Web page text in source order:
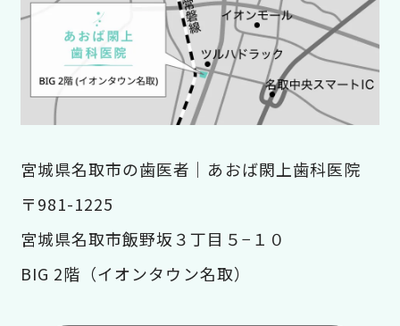
宮城県名取市の歯医者｜あおば閖上歯科医院
〒981-1225
宮城県名取市飯野坂３丁目５−１０
BIG 2階（イオンタウン名取）